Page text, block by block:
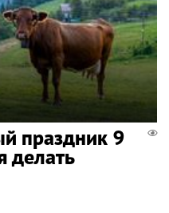
праздник 9
делать